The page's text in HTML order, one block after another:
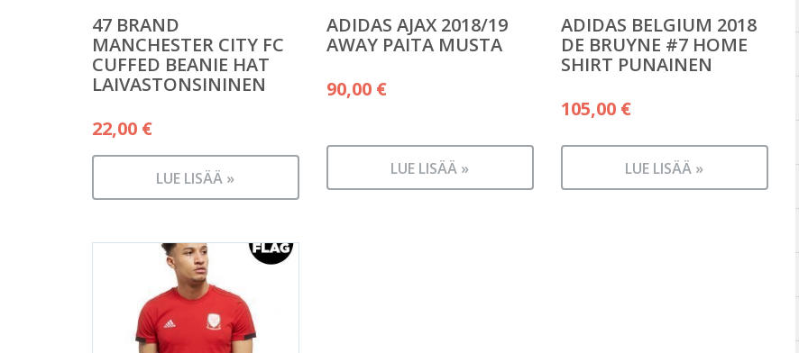
47 BRAND
MANCHESTER CITY FC
CUFFED BEANIE HAT
LAIVASTONSININEN
22,00 €
LUE LISÄÄ »
ADIDAS AJAX 2018/19
AWAY PAITA MUSTA
90,00 €
LUE LISÄÄ »
ADIDAS BELGIUM 2018
DE BRUYNE #7 HOME
SHIRT PUNAINEN
105,00 €
LUE LISÄÄ »